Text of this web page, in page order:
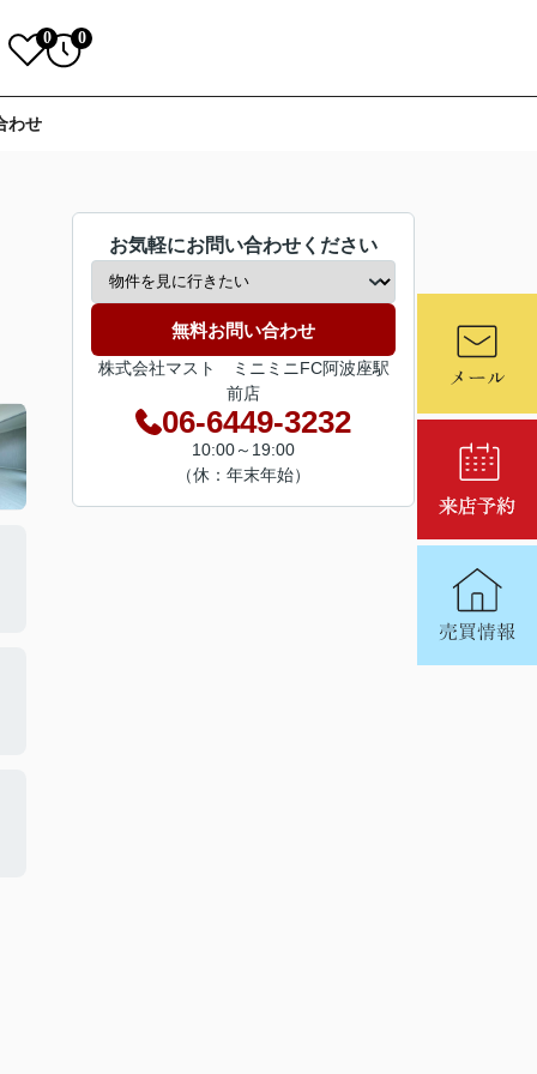
0 0
わせ
お気軽にお問い合わせください
無料お問い合わせ
株式会社マスト ミニミニFC阿波座駅
前店
06-6449-3232
10:00～19:00
（休：年末年始）